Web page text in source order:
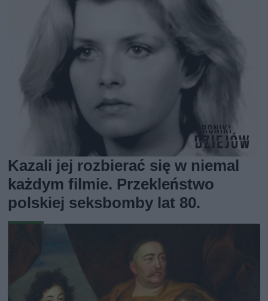
Kazali jej rozbierać się w niemal
każdym filmie. Przekleństwo
polskiej seksbomby lat 80.